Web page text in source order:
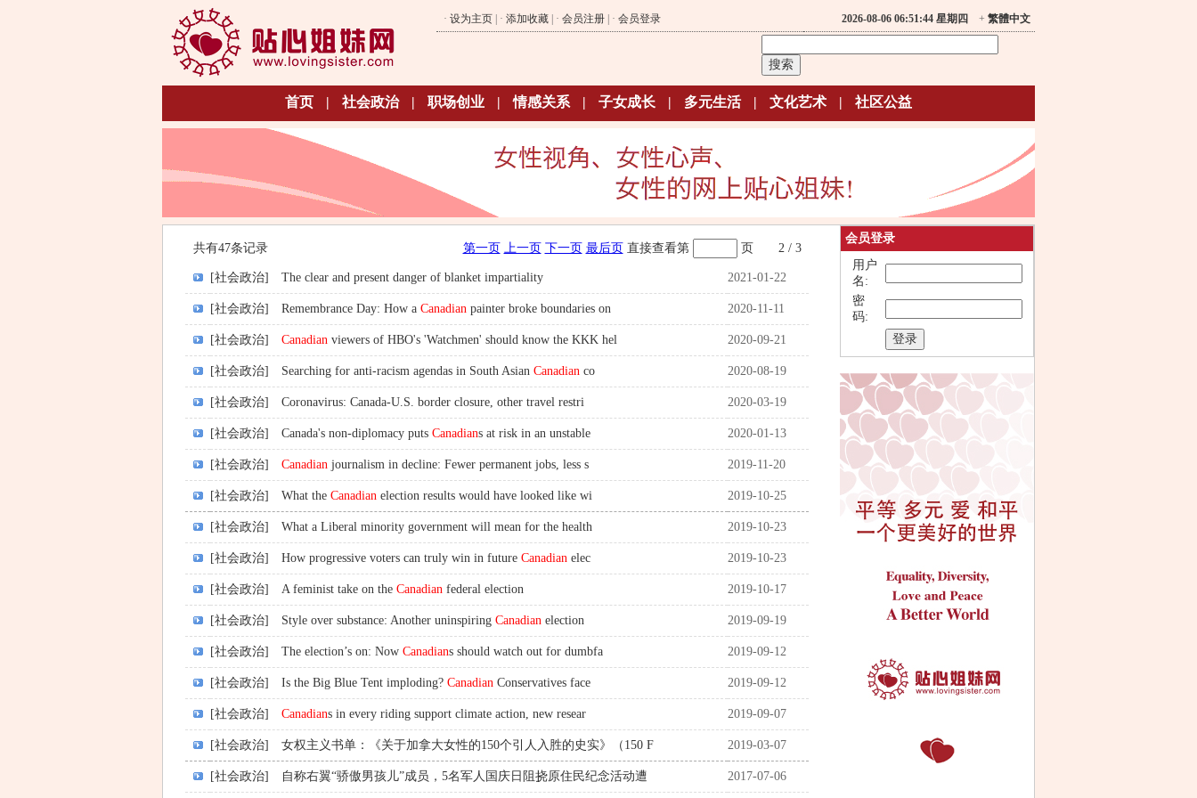
· 设为主页 | · 添加收藏 | · 会员注册 | · 会员登录 2026-08-06 06:51:44 星期四 + 繁體中文
首页 | 社会政治 | 职场创业 | 情感关系 | 子女成长 | 多元生活 | 文化艺术 | 社区公益
共有47条记录 第一页 上一页 下一页 最后页 直接查看第 页 2 / 3
[社会政治] The clear and present danger of blanket impartiality 2021-01-22
[社会政治] Remembrance Day: How a Canadian painter broke boundaries on 2020-11-11
[社会政治] Canadian viewers of HBO's 'Watchmen' should know the KKK hel 2020-09-21
[社会政治] Searching for anti-racism agendas in South Asian Canadian co 2020-08-19
[社会政治] Coronavirus: Canada-U.S. border closure, other travel restri 2020-03-19
[社会政治] Canada's non-diplomacy puts Canadians at risk in an unstable 2020-01-13
[社会政治] Canadian journalism in decline: Fewer permanent jobs, less s 2019-11-20
[社会政治] What the Canadian election results would have looked like wi 2019-10-25
[社会政治] What a Liberal minority government will mean for the health 2019-10-23
[社会政治] How progressive voters can truly win in future Canadian elec 2019-10-23
[社会政治] A feminist take on the Canadian federal election 2019-10-17
[社会政治] Style over substance: Another uninspiring Canadian election 2019-09-19
[社会政治] The election’s on: Now Canadians should watch out for dumbfa 2019-09-12
[社会政治] Is the Big Blue Tent imploding? Canadian Conservatives face 2019-09-12
[社会政治] Canadians in every riding support climate action, new resear 2019-09-07
[社会政治] 女权主义书单：《关于加拿大女性的150个引人入胜的史实》（150 F 2019-03-07
[社会政治] 自称右翼“骄傲男孩儿”成员，5名军人国庆日阻挠原住民纪念活动遭 2017-07-06
会员登录
用户
名:
密
码: